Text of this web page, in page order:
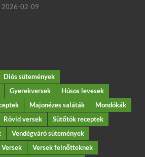
2026-02-09
Diós sütemények
Gyerekversek
Húsos levesek
Majonézes saláták
Mondókák
Rövid versek
Sütőtök receptek
Vendégváró sütemények
Versek
Versek felnőtteknek